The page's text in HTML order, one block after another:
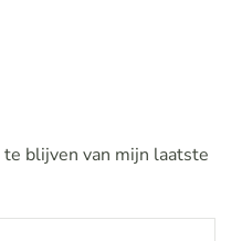
blijven van mijn laatste